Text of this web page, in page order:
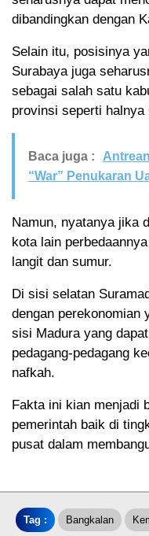
dibandingkan dengan
Selain itu, posisinya
Surabaya juga
sebagai salah satu
provinsi seperti
Baca juga :
“War” Penukaran
Namun, nyatanya jika
kota lain
langit dan sumur.
Di sisi selatan
dengan perekonomian
sisi Madura yang
pedagang-pedagang
nafkah.
Fakta ini kian menjadi
pemerintah baik di
pusat dalam
Tag : Bangkalan